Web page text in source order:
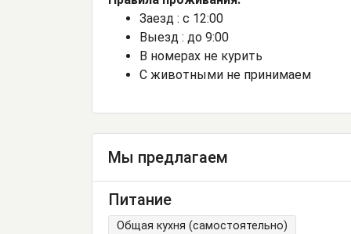
Заезд : с 12:00
Выезд : до 9:00
В номерах не курить
С животными не принимаем
Мы предлагаем
Питание
Общая кухня (самостоятельно)